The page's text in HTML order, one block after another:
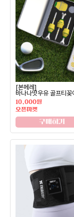
[본메레]
바나나맛우유 골프티꽂
10,000원
오픈마켓
구매하기